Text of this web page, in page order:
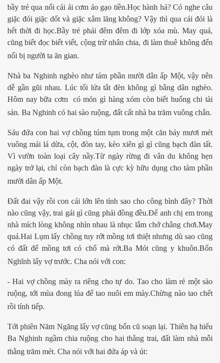
bầy trẻ qua nổi cái ải cơm áo gạo tiền.Học hành hả? Có nghe câu
giặc đói giặc dốt và giặc xâm lăng không? Vậy thì qua cái đói là
hết thời đi học.Bầy trẻ phải đêm đêm đi lớp xóa mù. May quá,
cũng biết đọc biết viết, cộng trừ nhân chia, đi làm thuê không đến
nổi bị người ta ăn gian.
Nhà ba Nghinh nghèo như tám phần mười dân ấp Một, vậy nên
dễ gần gũi nhau. Lúc tối lửa tắt đèn không gì bằng dân nghèo.
Hôm nay bữa cơm có món gì hàng xóm còn biết huống chi tài
sản. Ba Nghinh có hai sào ruộng, đất cất nhà ba trăm vuông chẵn.
Sáu đứa con hai vợ chồng túm tụm trong một căn bảy mươi mét
vuông mái lá dừa, cột, đòn tay, kèo xiên gì gì cũng bạch đàn tất.
Vì vườn toàn loại cây nầy.Từ ngày rừng đi vân du không hẹn
ngày trở lại, chỉ còn bạch đàn là cực kỳ hữu dụng cho tám phần
mười dân ấp Một.
Đất đai vậy rồi con cái lớn lên tính sao cho công bình đây? Thời
nào cũng vậy, trai gái gì cũng phải đồng đều.Để anh chị em trong
nhà mích lòng không nhìn nhau là nhục lắm chớ chẳng chơi.May
quá.Hai Lụm lấy chồng tuy rớt mồng tơi thiệt nhưng dù sao cũng
có đất để mồng tơi có chổ mà rớt.Ba Mót cũng y khuôn.Bốn
Nghĩnh lấy vợ trước. Cha nói với con:
- Hai vợ chồng mày ra riêng cho tự do. Tao cho làm rẻ một sào
ruộng, tới mùa đong lúa để tao nuôi em mày.Chừng nào tao chết
rồi tính tiếp.
Tới phiên Năm Ngãng lấy vợ cũng bổn cũ soạn lại. Thiên hạ hiểu
Ba Nghinh ngầm chia ruộng cho hai thằng trai, đất làm nhà mỗi
thằng trăm mét. Cha nói với hai đứa áp và út:
đi xa